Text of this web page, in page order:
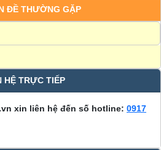
ĐỀ THƯỜNG GẶP
HỆ TRỰC TIẾP
xin liên hệ đến số hotline: 0917